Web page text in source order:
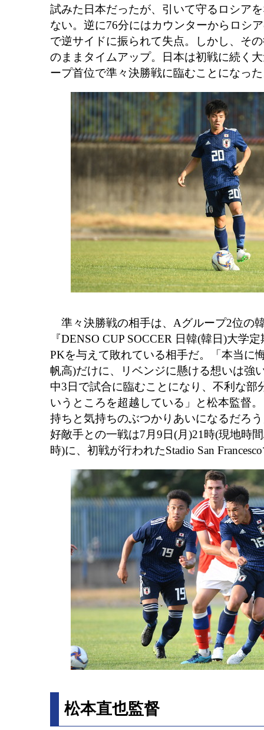
試みた日本だったが、引いて守るロシア
ない。逆に76分にはカウンターからロシ
で逆サイドに振られて失点。しかし、そ
のままタイムアップ。日本は初戦に続く
ープ首位で準々決勝戦に臨むことになっ
準々決勝戦の相手は、Aグループ2位の
『DENSO CUP SOCCER 日韓(韓日)大学
PKを与えて敗れている相手だ。「本当に
帆高)だけに、リベンジに懸ける想いは強
中3日で試合に臨むことになり、不利な部
いうところを超越している」と松本監督
持ちと気持ちのぶつかりあいになるだろ
好敵手との一戦は7月9日(月)21時(現地時
時)に、初戦が行われたStadio San
松本直也監督